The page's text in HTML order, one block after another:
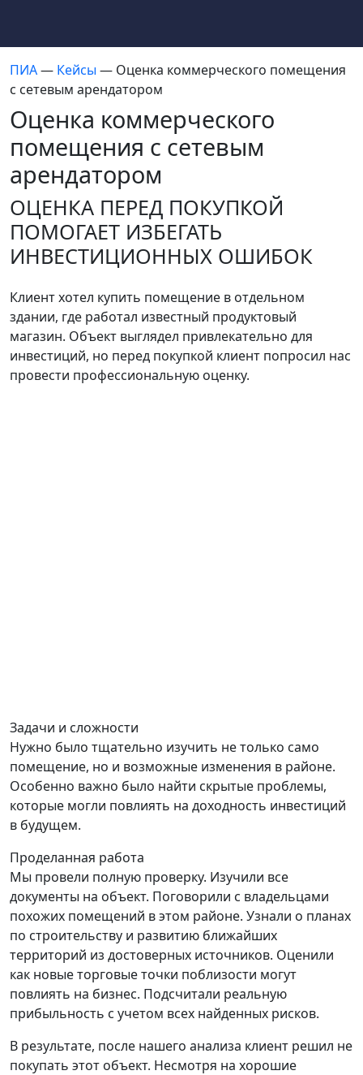
ПИА— Кейсы — Оценка коммерческого помещения
с сетевым арендатором
Оценка коммерческого
помещения с сетевым
арендатором
ОЦЕНКА ПЕРЕД ПОКУПКОЙ
ПОМОГАЕТ ИЗБЕГАТЬ
ИНВЕСТИЦИОННЫХ ОШИБОК
Клиент хотел купить помещение в отдельном
здании, где работал известный продуктовый
магазин. Объект выглядел привлекательно для
инвестиций, но перед покупкой клиент попросил нас
провести профессиональную оценку.
Задачи и сложности
Нужно было тщательно изучить не только само
помещение, но и возможные изменения в районе.
Особенно важно было найти скрытые проблемы,
которые могли повлиять на доходность инвестиций
в будущем.
Проделанная работа
Мы провели полную проверку. Изучили все
документы на объект. Поговорили с владельцами
похожих помещений в этом районе. Узнали о планах
по строительству и развитию ближайших
территорий из достоверных источников. Оценили
как новые торговые точки поблизости могут
повлиять на бизнес. Подсчитали реальную
прибыльность с учетом всех найденных рисков.
В результате, после нашего анализа клиент решил не
покупать этот объект. Несмотря на хорошие